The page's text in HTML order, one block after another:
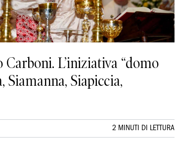
L’iniziativa “domo
Siapiccia,
2 MINUTI DI LETTURA